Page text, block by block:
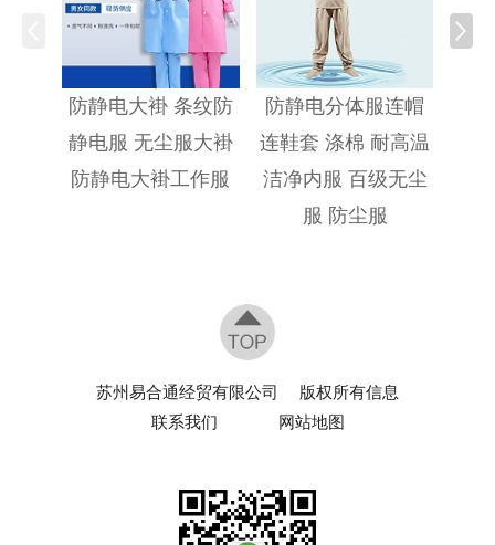
防静电大褂 条纹防
静电服 无尘服大褂
防静电大褂工作服
防静电分体服连帽
连鞋套 涤棉 耐高温
洁净内服 百级无尘
服 防尘服
防
苏州易合通经贸有限公司
版权所有信息
联系我们
网站地图